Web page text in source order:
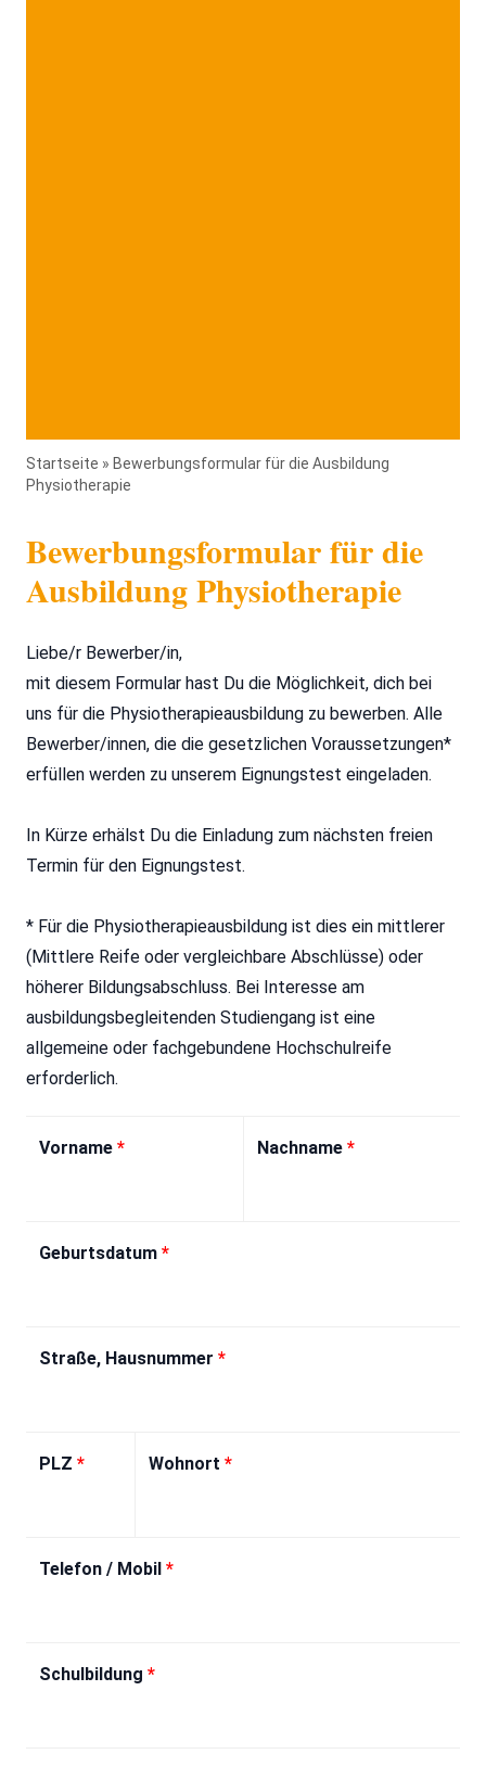
Startseite » Bewerbungsformular für die Ausbildung
Physiotherapie
Bewerbungsformular für die
Ausbildung Physiotherapie
Liebe/r Bewerber/in,
mit diesem Formular hast Du die Möglichkeit, dich bei
uns für die Physiotherapieausbildung zu bewerben. Alle
Bewerber/innen, die die gesetzlichen Voraussetzungen*
erfüllen werden zu unserem Eignungstest eingeladen.
In Kürze erhälst Du die Einladung zum nächsten freien
Termin für den Eignungstest.
* Für die Physiotherapieausbildung ist dies ein mittlerer
(Mittlere Reife oder vergleichbare Abschlüsse) oder
höherer Bildungsabschluss. Bei Interesse am
ausbildungsbegleitenden Studiengang ist eine
allgemeine oder fachgebundene Hochschulreife
erforderlich.
Vorname * Nachname *
Geburtsdatum *
Straße, Hausnummer *
PLZ * Wohnort *
Telefon / Mobil *
Schulbildung *